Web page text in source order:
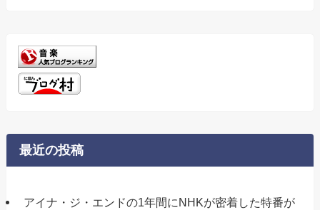
最近の投稿
アイナ・ジ・エンドの1年間にNHKが密着した特番が